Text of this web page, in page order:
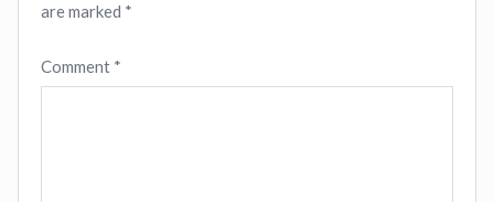
are marked *
Comment *